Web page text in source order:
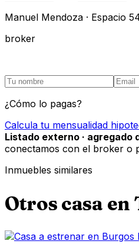
Manuel Mendoza · Espacio
broker
¿Cómo lo pagas?
Calcula tu mensualidad
Listado externo · agregado
conectamos con el broker o
Inmuebles similares
Otros casa en